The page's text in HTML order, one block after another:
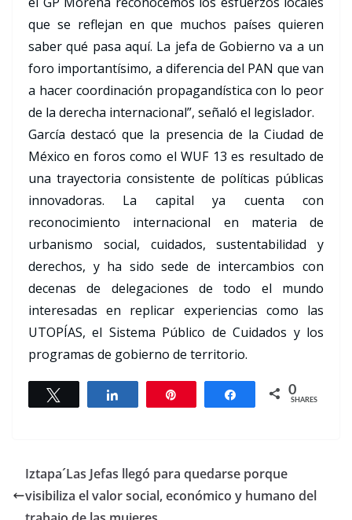
que se reflejan en que muchos países quieren
saber qué pasa aquí. La jefa de Gobierno va a un
foro importantísimo, a diferencia del PAN que van
a hacer coordinación propagandística con lo peor
de la derecha internacional”, señaló el legislador.
García destacó que la presencia de la Ciudad de
México en foros como el WUF 13 es resultado de
una trayectoria consistente de políticas públicas
innovadoras. La capital ya cuenta con
reconocimiento internacional en materia de
urbanismo social, cuidados, sustentabilidad y
derechos, y ha sido sede de intercambios con
decenas de delegaciones de todo el mundo
interesadas en replicar experiencias como las
UTOPÍAS, el Sistema Público de Cuidados y los
programas de gobierno de territorio.
Share 0
SHARES
Iztapa´Las Jefas llegó para quedarse porque
visibiliza el valor social, económico y humano del